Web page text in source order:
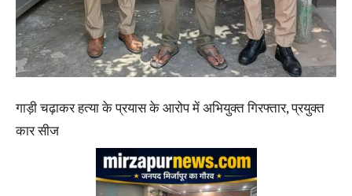
गाड़ी चढ़ाकर हत्या के प्रयास के आरोप में अभियुक्त गिरफ्तार, प्रयुक्त
कार सीज